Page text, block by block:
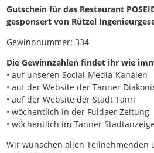
Gutschein für das Restaurant
gesponsert von Rützel
Gewinnnummer: 334
Die Gewinnzahlen findet ihr wie
• auf unseren Social-Media-Kanälen
• auf der Website der Tanner
• auf der Website der Stadt Tann
• wöchentlich in der Fuldaer Zeitung
• wöchentlich im Tanner
Wir wünschen allen Teilnehmenden